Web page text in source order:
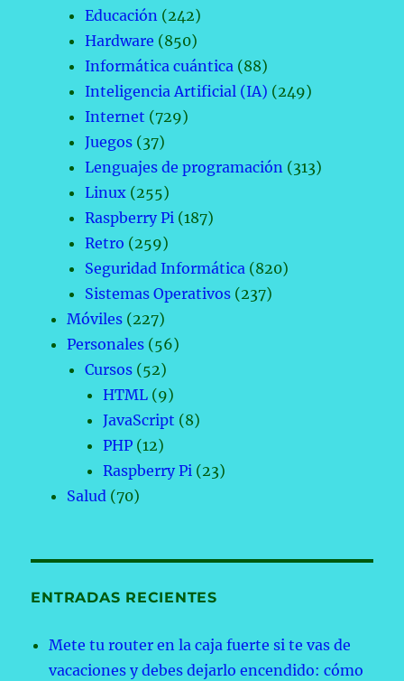
Educación (242)
Hardware (850)
Informática cuántica (88)
Inteligencia Artificial (IA) (249)
Internet (729)
Juegos (37)
Lenguajes de programación (313)
Linux (255)
Raspberry Pi (187)
Retro (259)
Seguridad Informática (820)
Sistemas Operativos (237)
Móviles (227)
Personales (56)
Cursos (52)
HTML (9)
JavaScript (8)
PHP (12)
Raspberry Pi (23)
Salud (70)
ENTRADAS RECIENTES
Mete tu router en la caja fuerte si te vas de
vacaciones y debes dejarlo encendido: cómo